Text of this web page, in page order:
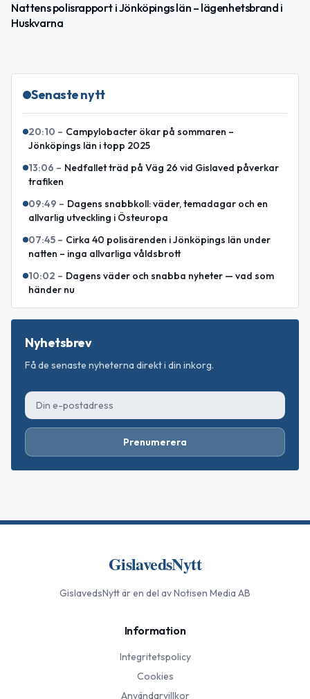
Nattens polisrapport i Jönköpings län – lägenhetsbrand i
Huskvarna
Senaste nytt
20:10 – Campylobacter ökar på sommaren –
Jönköpings län i topp 2025
13:06 – Nedfallet träd på Väg 26 vid Gislaved påverkar
trafiken
09:49 – Dagens snabbkoll: väder, temadagar och en
allvarlig utveckling i Östeuropa
07:45 – Cirka 40 polisärenden i Jönköpings län under
natten – inga allvarliga våldsbrott
10:02 – Dagens väder och snabba nyheter — vad som
händer nu
Nyhetsbrev
Få de senaste nyheterna direkt i din inkorg.
Prenumerera
GislavedsNytt
GislavedsNyttär en del av Notisen Media AB
Information
Integritetspolicy
Cookies
Användarvillkor